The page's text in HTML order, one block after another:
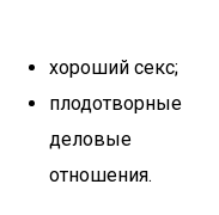
хороший секс;
плодотворные
деловые
отношения.